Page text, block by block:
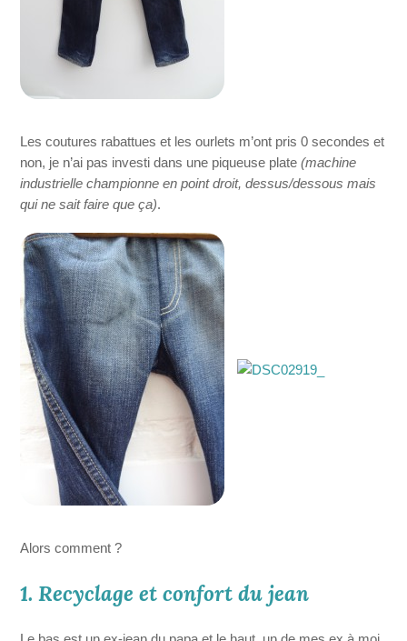
Les coutures rabattues et les ourlets m’ont pris 0 secondes et
non, je n’ai pas investi dans une piqueuse plate(machine
industrielle championne en point droit, dessus/dessous mais
qui ne sait faire que ça).
Alors comment ?
1. Recyclage et confort du jean